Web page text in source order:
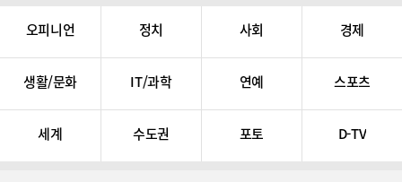
오피니언 정치 사회 경제
생활/문화 IT/과학 연예 스포츠
세계 수도권 포토 D-TV